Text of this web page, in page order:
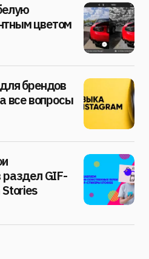
цветом
брендов
все вопросы
раздел GIF-